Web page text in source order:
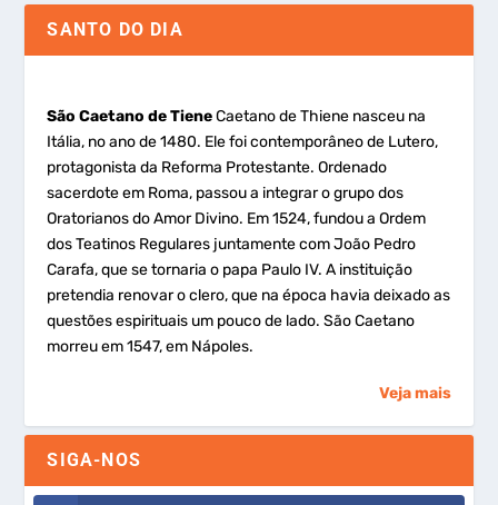
SANTO DO DIA
São Caetano de TieneCaetano de Thiene nasceu na
Itália, no ano de 1480. Ele foi contemporâneo de Lutero,
protagonista da Reforma Protestante. Ordenado
sacerdote em Roma, passou a integrar o grupo dos
Oratorianos do Amor Divino. Em 1524, fundou a Ordem
dos Teatinos Regulares juntamente com João Pedro
Carafa, que se tornaria o papa Paulo IV. A instituição
pretendia renovar o clero, que na época havia deixado as
questões espirituais um pouco de lado. São Caetano
morreu em 1547, em Nápoles.
Veja mais
SIGA-NOS